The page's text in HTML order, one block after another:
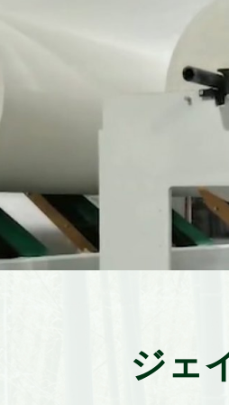
ジェ